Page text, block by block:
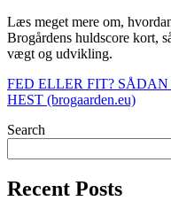
Læs meget mere om,
Brogårdens huldscore kort,
vægt og udvikling.
FED ELLER FIT?
HEST (brogaarden.eu)
Search
Recent Posts